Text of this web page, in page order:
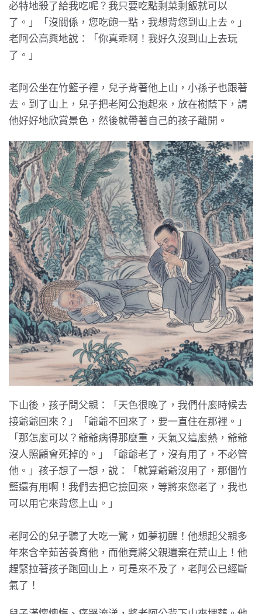
必特地殺了給我吃呢？我只要吃點剩菜剩飯就可以
了。」「沒關係，您吃飽一點，我想背您到山上去。」
老阿公高興地說：「你真乖啊！我好久沒到山上去玩
了。」
老阿公坐在竹籃子裡，兒子背著他上山，小孫子也跟著
去。到了山上，兒子把老阿公抱起來，放在樹蔭下，請
他好好地欣賞景色，然後就帶著自己的孩子離開。
下山後，孩子問父親：「天色很晚了，我們什麼時候去
接爺爺回來？」「爺爺不回來了，要一直住在那裡。」
「那怎麼可以？爺爺病得那麼重，天氣又這麼熱，爺爺
沒人照顧會死掉的。」「爺爺老了，沒有用了，不必管
他。」孩子想了一想，說：「就算爺爺沒用了，那個竹
籃還有用啊！我們去把它撿回來，等將來您老了，我也
可以用它來背您上山。」
老阿公的兒子聽了大吃一驚，如夢初醒！他想起父親多
年來含辛茹苦養育他，而他竟將父親遺棄在荒山上！他
趕緊拉著孩子跑回山上，可是來不及了，老阿公已經斷
氣了！